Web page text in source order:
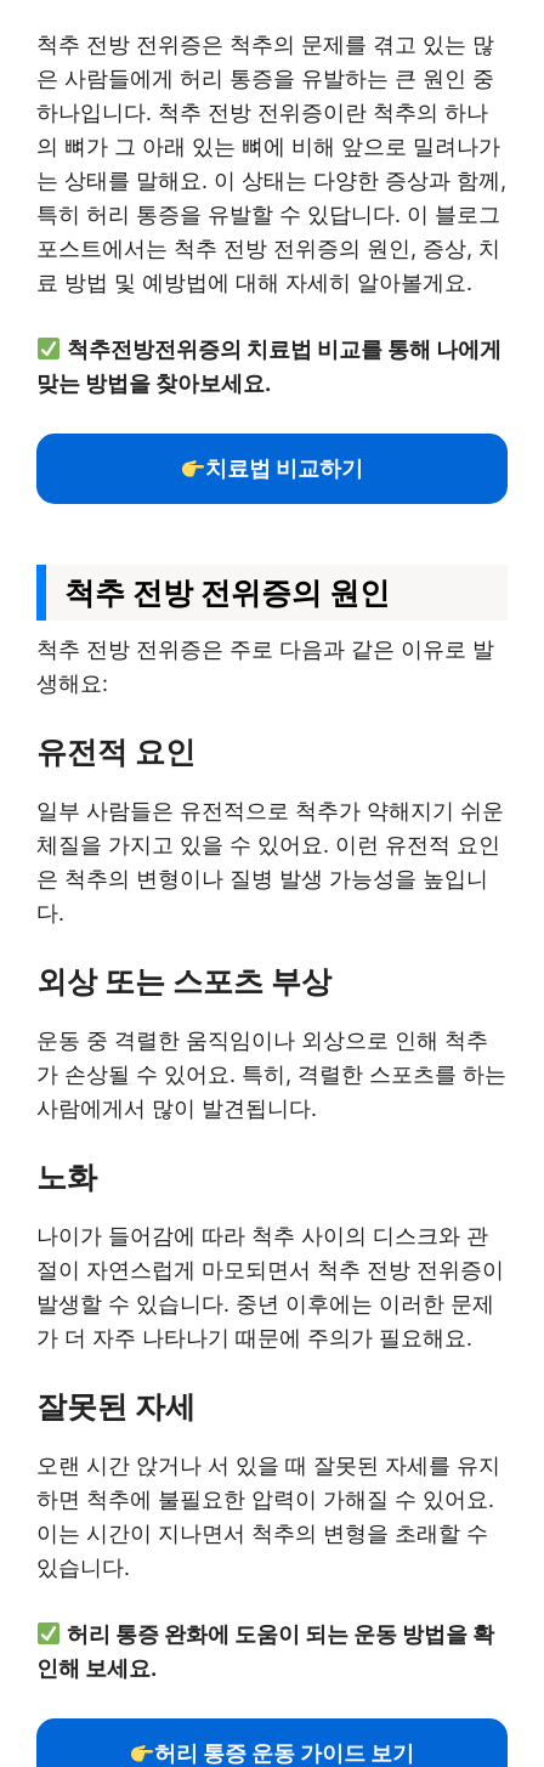
척추 전방 전위증은 척추의 문제를 겪고 있는 많
은 사람들에게 허리 통증을 유발하는 큰 원인 중
하나입니다. 척추 전방 전위증이란 척추의 하나
의 뼈가 그 아래 있는 뼈에 비해 앞으로 밀려나가
는 상태를 말해요. 이 상태는 다양한 증상과 함께,
특히 허리 통증을 유발할 수 있답니다. 이 블로그
포스트에서는 척추 전방 전위증의 원인, 증상, 치
료 방법 및 예방법에 대해 자세히 알아볼게요.
척추전방전위증의 치료법 비교를 통해 나에게
맞는 방법을 찾아보세요.
치료법 비교하기
척추 전방 전위증의 원인
척추 전방 전위증은 주로 다음과 같은 이유로 발
생해요:
유전적 요인
일부 사람들은 유전적으로 척추가 약해지기 쉬운
체질을 가지고 있을 수 있어요. 이런 유전적 요인
은 척추의 변형이나 질병 발생 가능성을 높입니
다.
외상 또는 스포츠 부상
운동 중 격렬한 움직임이나 외상으로 인해 척추
가 손상될 수 있어요. 특히, 격렬한 스포츠를 하는
사람에게서 많이 발견됩니다.
노화
나이가 들어감에 따라 척추 사이의 디스크와 관
절이 자연스럽게 마모되면서 척추 전방 전위증이
발생할 수 있습니다. 중년 이후에는 이러한 문제
가 더 자주 나타나기 때문에 주의가 필요해요.
잘못된 자세
오랜 시간 앉거나 서 있을 때 잘못된 자세를 유지
하면 척추에 불필요한 압력이 가해질 수 있어요.
이는 시간이 지나면서 척추의 변형을 초래할 수
있습니다.
허리 통증 완화에 도움이 되는 운동 방법을 확
인해 보세요.
허리 통증 운동 가이드 보기